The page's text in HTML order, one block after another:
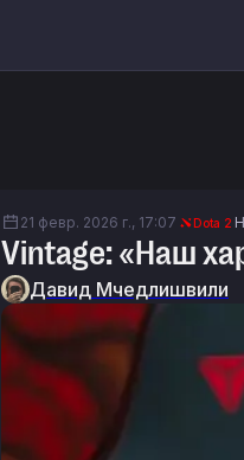
21 февр. 2026 г., 17:07 Dota 2
Vintage: «Наш
Давид Мчедлишвили